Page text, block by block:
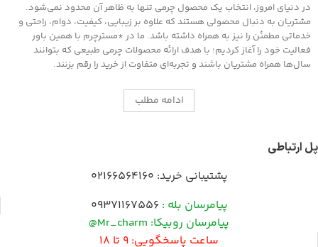
در دنیای امروز، انتخاب یک محصول چرمی تنها به ظاهر آن محدود نمی‌شود.
مشتریان به دنبال محصولی هستند که علاوه بر زیبایی، کیفیت، دوام، راحتی و
خدماتی مطمئن را نیز به همراه داشته باشد. ما در *مسترچرم با همین باور
فعالیت خود را آغاز کردیم؛ با هدف ارائه محصولات چرمی طبیعی که بتوانند
سال‌ها همراه مشتریان باشند و تجربه‌ای متفاوت از خرید را رقم بزنند.
ادامه مطلب
پل ارتباطی
پشتیبانی خرید: 02166564160
پیامرسان بله : 09371167556
پیامرسان روبیکا: Mr_charm@
ساعت پاسخگویی: 9 تا 18